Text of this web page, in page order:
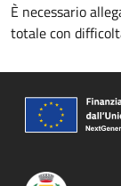
È necessario
totale con